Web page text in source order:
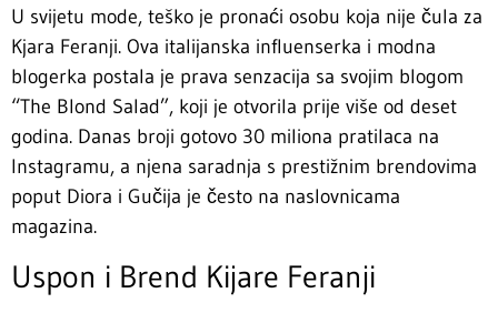
U svijetu mode, teško je pronaći osobu koja nije čula za
Kjara Feranji. Ova italijanska influenserka i modna
blogerka postala je prava senzacija sa svojim blogom
“The Blond Salad”, koji je otvorila prije više od deset
godina. Danas broji gotovo 30 miliona pratilaca na
Instagramu, a njena saradnja s prestižnim brendovima
poput Diora i Gučija je često na naslovnicama
magazina.
Uspon i Brend Kijare Feranji